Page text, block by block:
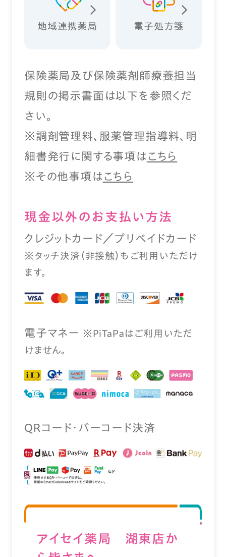
地域連携薬局 電子処方箋
保険薬局及び保険薬剤師療養担当
規則の掲示書面は以下を参照くだ
さい。
※調剤管理料、服薬管理指導料、明
細書発行に関する事項は こちら
※その他事項は こちら
現⾦以外のお⽀払い⽅法
クレジットカード／プリペイドカード
※タッチ決済（⾮接触）もご利⽤いただけ
ます。
電⼦マネー ※PiTaPaはご利⽤いただ
けません。
QRコード・バーコード決済
アイセイ薬局 湖東店か